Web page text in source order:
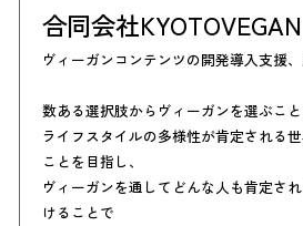
合同会社KYOTOVEGAN
ヴィーガンコンテンツの開発導入支援
数ある選択肢からヴィーガンを選ぶこと
ライフスタイルの多様性が肯定される
ことを目指し、
ヴィーガンを通してどんな人も肯定さ
けることで